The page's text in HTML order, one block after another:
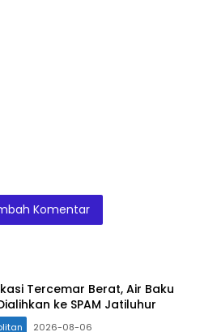
Komentar
Tercemar Berat, Air Baku
ke SPAM Jatiluhur
2026-08-06